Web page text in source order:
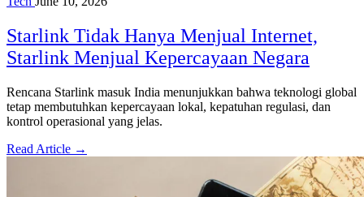
Starlink Tidak Hanya Menjual Internet,
Starlink Menjual Kepercayaan Negara
Rencana Starlink masuk India menunjukkan bahwa teknologi global
tetap membutuhkan kepercayaan lokal, kepatuhan regulasi, dan
kontrol operasional yang jelas.
Read Article →